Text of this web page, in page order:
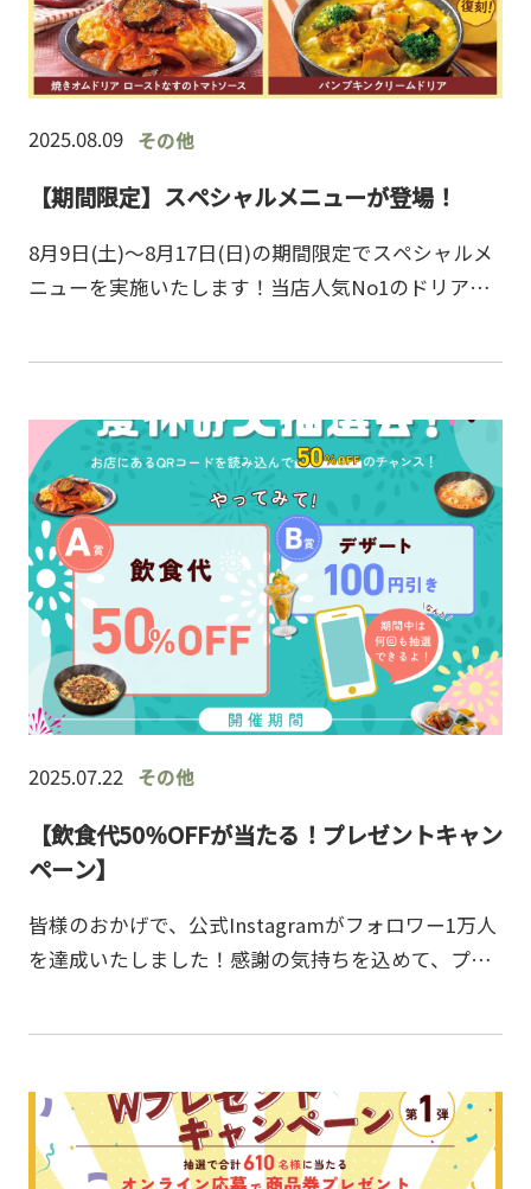
2025.08.09 その他
【期間限定】スペシャルメニューが登場！
8月9日(土)～8月17日(日)の期間限定でスペシャルメ
ニューを実施いたします！当店人気No1のドリア
た。スープ・サラダが付いたお得なセットで、期間
2025.07.22 その他
【飲食代50％OFFが当たる！プレゼントキャン
ペーン】
皆様のおかげで、公式Instagramがフォロワー1万人
を達成いたしました！感謝の気持ちを込めて、プレ
QRコードを読み込むだけ！はずれなしのその場で当